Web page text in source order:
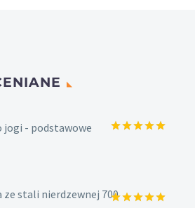
jogi - podstawowe
ze stali nierdzewnej 700